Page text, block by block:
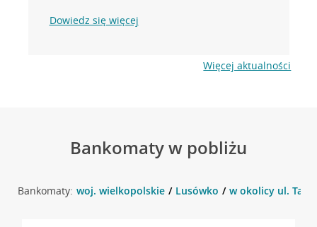
Dowiedz się więcej
Więcej aktualności
Bankomaty w pobliżu
Bankomaty: woj. wielkopolskie Lusówko w okolicy ul.